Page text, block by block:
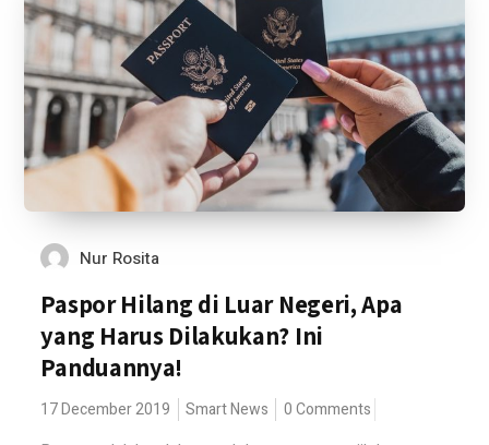
Nur Rosita
Paspor Hilang di Luar Negeri, Apa
yang Harus Dilakukan? Ini
Panduannya!
17 December 2019 Smart News 0 Comments